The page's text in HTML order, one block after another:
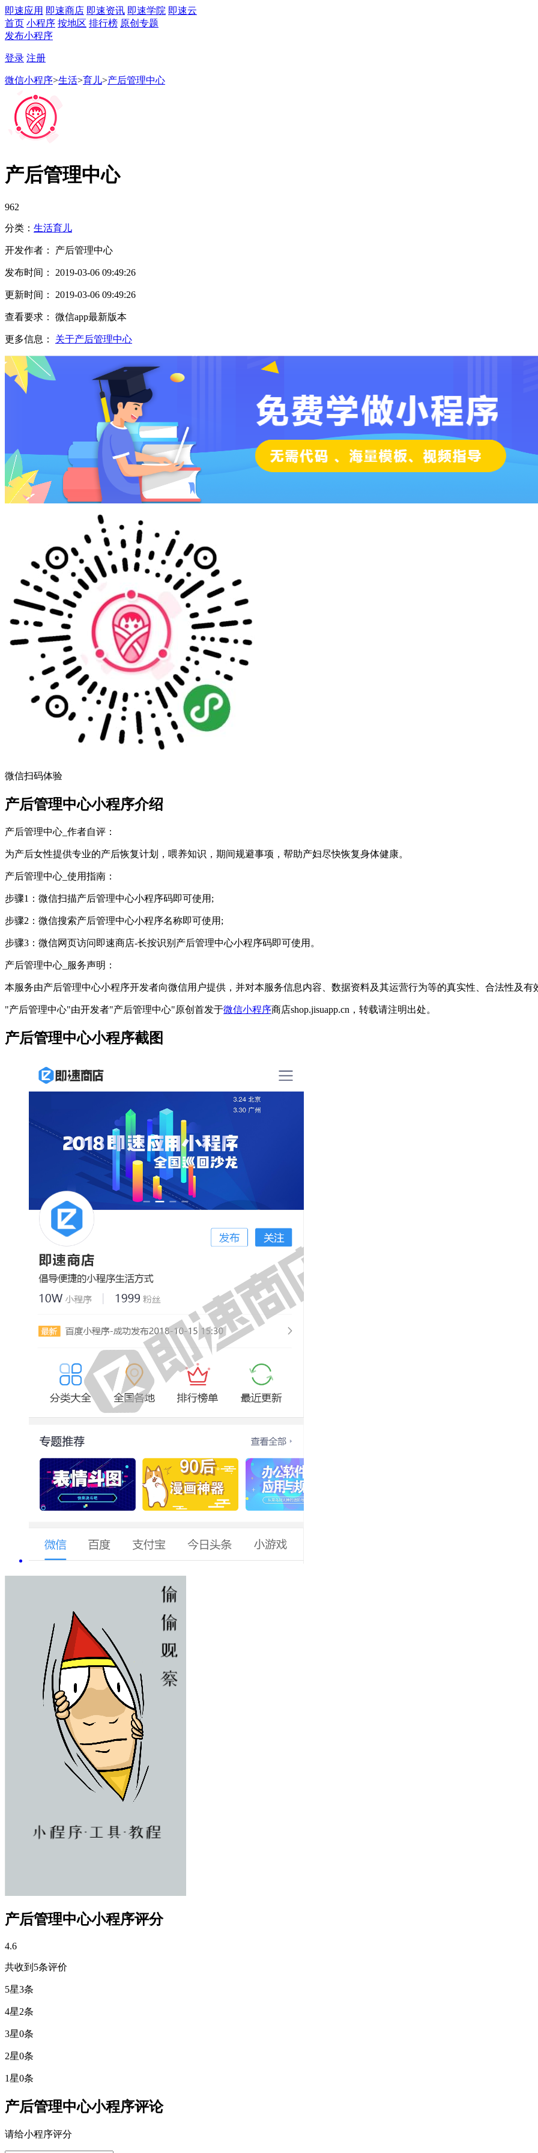
即速应用 即速商店 即速资讯 即速学院 即速云
首页 小程序 按地区 排行榜 原创专题
发布小程序
登录 注册
微信小程序>生活>育儿>产后管理中心
产后管理中心
962
分类： 生活育儿
开发作者： 产后管理中心
发布时间： 2019-03-06 09:49:26
更新时间： 2019-03-06 09:49:26
查看要求： 微信app最新版本
更多信息： 关于产后管理中心
微信扫码体验
产后管理中心小程序介绍
产后管理中心_作者自评：
为产后女性提供专业的产后恢复计划，喂养知识，期间规避事项，帮助产妇尽快恢复身体健康。
产后管理中心_使用指南：
步骤1：微信扫描产后管理中心小程序码即可使用;
步骤2：微信搜索产后管理中心小程序名称即可使用;
步骤3：微信网页访问即速商店-长按识别产后管理中心小程序码即可使用。
产后管理中心_服务声明：
本服务由产后管理中心小程序开发者向微信用户提供，并对本服务信息内容、数据资料及其运营行为等的真实性、合法性及有
"产后管理中心"由开发者"产后管理中心"原创首发于微信小程序商店shop.jisuapp.cn，转载请注明出处。
产后管理中心小程序截图
产后管理中心小程序评分
4.6
共收到 5条评价
5星3条
4星2条
3星0条
2星0条
1星0条
产后管理中心小程序评论
请给小程序评分